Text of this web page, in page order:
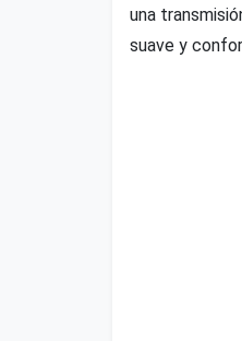
una
suave y